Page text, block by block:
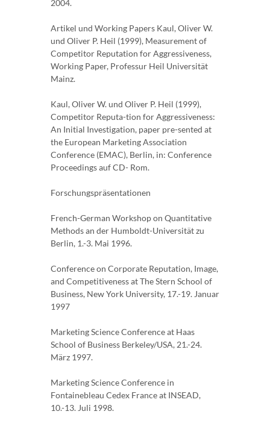
2004.
Artikel und Working Papers Kaul, Oliver W.
und Oliver P. Heil (1999), Measurement of
Competitor Reputation for Aggressiveness,
Working Paper, Professur Heil Universität
Mainz.
Kaul, Oliver W. und Oliver P. Heil (1999),
Competitor Reputa-tion for Aggressiveness:
An Initial Investigation, paper pre-sented at
the European Marketing Association
Conference (EMAC), Berlin, in: Conference
Proceedings auf CD- Rom.
Forschungspräsentationen
French-German Workshop on Quantitative
Methods an der Humboldt-Universität zu
Berlin, 1.-3. Mai 1996.
Conference on Corporate Reputation, Image,
and Competitiveness at The Stern School of
Business, New York University, 17.-19. Januar
1997
Marketing Science Conference at Haas
School of Business Berkeley/USA, 21.-24.
März 1997.
Marketing Science Conference in
Fontainebleau Cedex France at INSEAD,
10.-13. Juli 1998.